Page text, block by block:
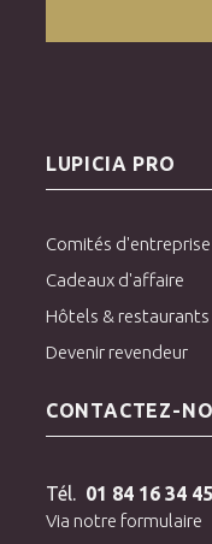
LUPICIA PRO
Comités d'entreprise
Cadeaux d'affaire
Hôtels & restaurants
Devenir revendeur
CONTACTEZ-
Tél. 01 84 16 34 45
Via notre formulaire